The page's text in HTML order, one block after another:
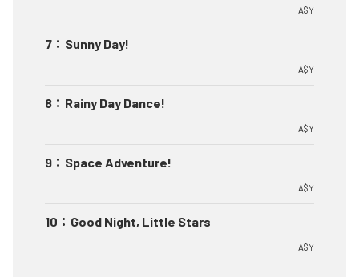
A$Y
7 ： Sunny Day!
A$Y
8 ： Rainy Day Dance!
A$Y
9 ： Space Adventure!
A$Y
10 ： Good Night, Little Stars
A$Y